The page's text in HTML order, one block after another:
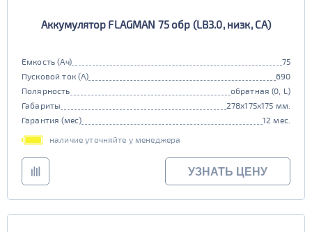
Аккумулятор FLAGMAN 75 обр (LB3.0, низк, CA)
Емкость (Ач)
75
Пусковой ток (А)
690
Полярность
обратная (0, L)
Габариты
278x175x175 мм.
Гарантия (мес)
12 мес.
наличие уточняйте у менеджера
УЗНАТЬ ЦЕНУ